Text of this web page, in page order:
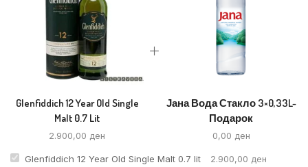
Glenfiddich 12 Year Old Single
Malt 0.7 Lit
2.900,00 ден
Јана Вода Стакло 3×0,33L-
Подарок
0,00 ден
Glenfiddich 12 Year Old Single Malt 0.7 lit 2.900,00 ден